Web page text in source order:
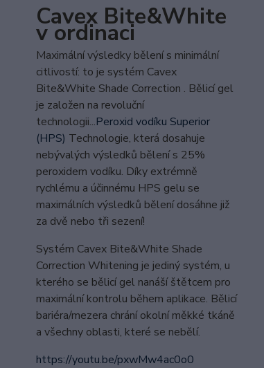
Cavex Bite&White
v ordinaci
Maximální výsledky bělení s minimální
citlivostí: to je systém Cavex
Bite&White Shade Correction . Bělicí gel
je založen na revoluční
technologii...Peroxid vodíku Superior
(HPS) Technologie, která dosahuje
nebývalých výsledků bělení s 25%
peroxidem vodíku. Díky extrémně
rychlému a účinnému HPS gelu se
maximálních výsledků bělení dosáhne již
za dvě nebo tři sezení!
Systém Cavex Bite&White Shade
Correction Whitening je jediný systém, u
kterého se bělicí gel nanáší štětcem pro
maximální kontrolu během aplikace. Bělicí
bariéra/mezera chrání okolní měkké tkáně
a všechny oblasti, které se nebělí.
https://youtu.be/pxwMw4ac0o0